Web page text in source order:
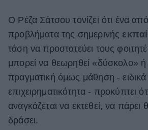
Ο Ρέζα Σάτσου τονίζει ότι ένα
προβλήματα της σημερινής
τάση να προστατεύει τους
μπορεί να θεωρηθεί «δύσκολο»
πραγματική όμως μάθηση - ειδικά
επιχειρηματικότητα - προκύπτει
αναγκάζεται να εκτεθεί, να πάρει
δράσει.